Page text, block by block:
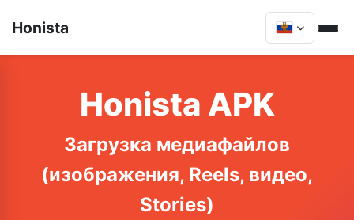
Honista
Honista APK
Загрузка медиафайлов
(изображения, Reels, видео,
Stories)